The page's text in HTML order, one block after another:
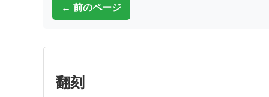
← 前のページ
翻刻